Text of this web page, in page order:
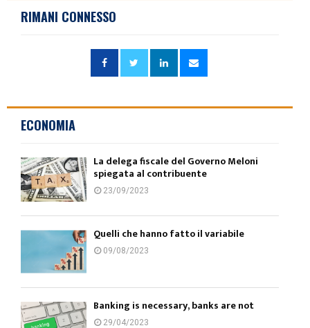
RIMANI CONNESSO
ECONOMIA
La delega fiscale del Governo Meloni
spiegata al contribuente
23/09/2023
Quelli che hanno fatto il variabile
09/08/2023
Banking is necessary, banks are not
29/04/2023